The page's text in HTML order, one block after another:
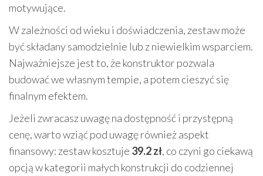
motywujące.
W zależności od wieku i doświadczenia, zestaw może
być składany samodzielnie lub z niewielkim wsparciem.
Najważniejsze jest to, że konstruktor pozwala
budować we własnym tempie, a potem cieszyć się
finalnym efektem.
Jeżeli zwracasz uwagę na dostępność i przystępną
cenę, warto wziąć pod uwagę również aspekt
finansowy: zestaw kosztuje 39.2 zł, co czyni go ciekawą
opcją w kategorii małych konstrukcji do codziennej